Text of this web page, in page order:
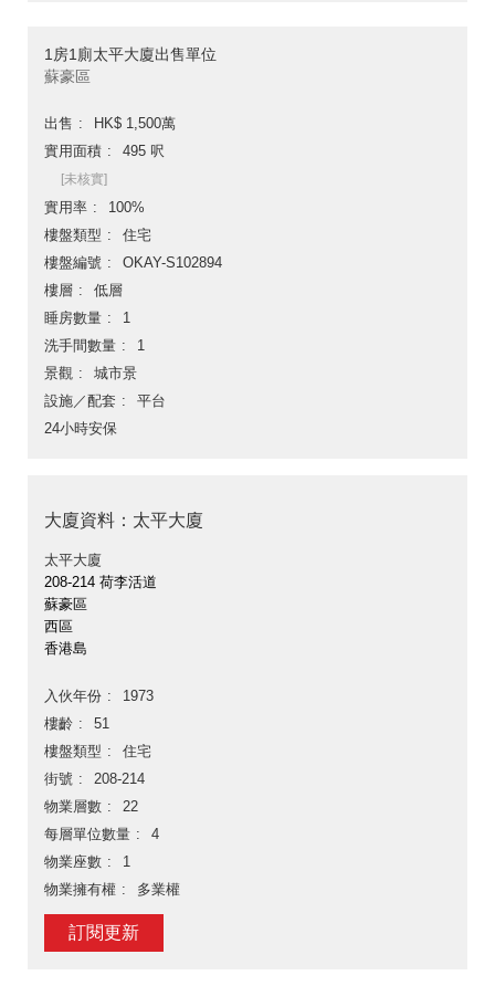
1房1廁太平大廈出售單位
蘇豪區
出售
HK$ 1,500萬
實用面積
495 呎
[未核實]
實用率
100%
樓盤類型
住宅
樓盤編號
OKAY-S102894
樓層
低層
睡房數量
1
洗手間數量
1
景觀
城市景
設施／配套
平台
24小時安保
大廈資料：太平大廈
太平大廈
208-214 荷李活道
蘇豪區
西區
香港島
入伙年份
1973
樓齡
51
樓盤類型
住宅
街號
208-214
物業層數
22
每層單位數量
4
物業座數
1
物業擁有權
多業權
訂閱更新